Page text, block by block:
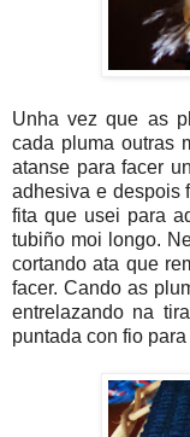
Unha vez que as
cada pluma outras
atanse para facer
adhesiva e despois
fita que usei para
tubiño moi longo.
cortando ata que
facer. Cando as
entrelazando na
puntada con fio